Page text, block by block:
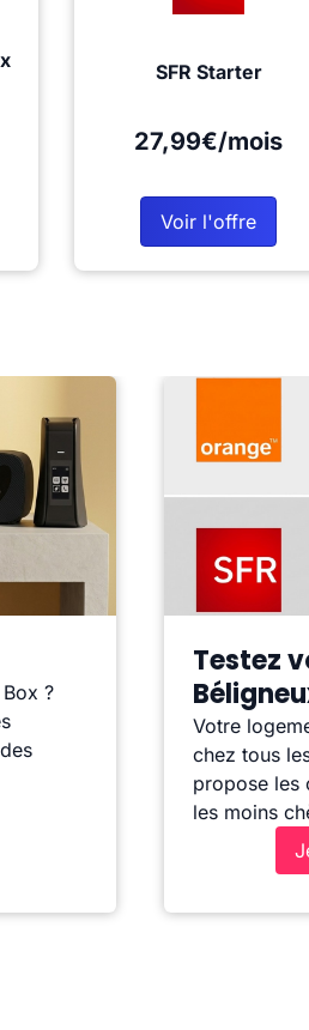
SFR Starter
27,99€/mois
Voir l'offre
?
Testez
Votre
chez tous
propose les
les moins